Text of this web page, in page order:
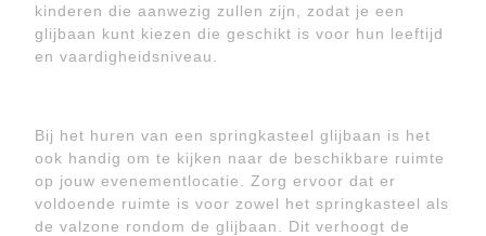
kinderen die aanwezig zullen zijn, zodat je een
glijbaan kunt kiezen die geschikt is voor hun leeftijd
en vaardigheidsniveau.
Bij het huren van een springkasteel glijbaan is het
ook handig om te kijken naar de beschikbare ruimte
op jouw evenementlocatie. Zorg ervoor dat er
voldoende ruimte is voor zowel het springkasteel als
de valzone rondom de glijbaan. Dit verhoogt de